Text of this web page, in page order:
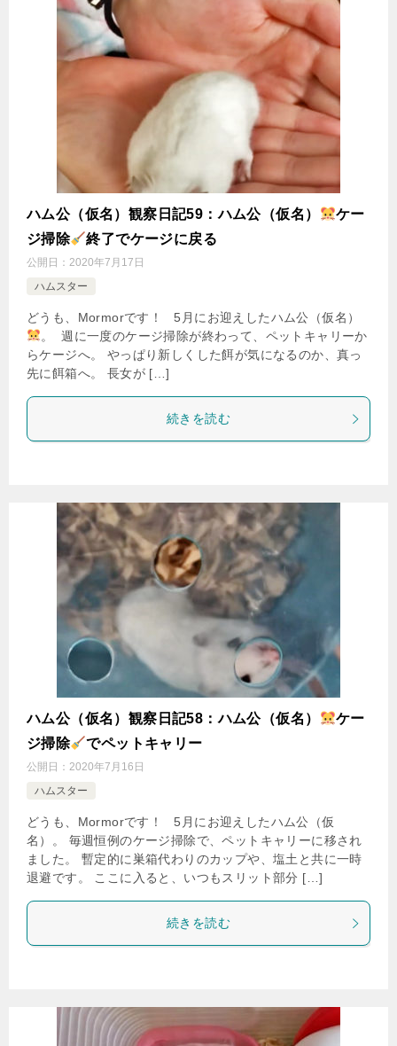
ハム公（仮名）観察日記59：ハム公（仮名）
ケー
ジ掃除
終了でケージに戻る
公開日： 2020年7月17日
ハムスター
どうも、Mormorです！ 5月にお迎えしたハム公（仮名）
。 週に一度のケージ掃除が終わって、ペットキャリーか
らケージへ。 やっぱり新しくした餌が気になるのか、真っ
先に餌箱へ。 長女が […]
続きを読む
ハム公（仮名）観察日記58：ハム公（仮名）
ケー
ジ掃除
でペットキャリー
公開日： 2020年7月16日
ハムスター
どうも、Mormorです！ 5月にお迎えしたハム公（仮
名）。 毎週恒例のケージ掃除で、ペットキャリーに移され
ました。 暫定的に巣箱代わりのカップや、塩土と共に一時
退避です。 ここに入ると、いつもスリット部分 […]
続きを読む